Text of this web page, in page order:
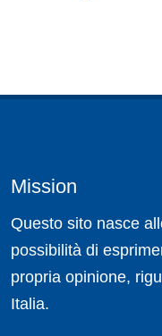
Mission
Questo sito nasce
possibilità di
propria opinione,
Italia.